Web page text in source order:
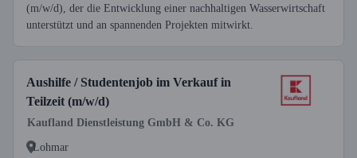
(m/w/d), der die Entwicklung einer nachhaltigen Wasserwirtschaft
unterstützt und an spannenden Projekten mitwirkt.
Aushilfe / Studentenjob im Verkauf in
Teilzeit (m/w/d)
Kaufland Dienstleistung GmbH & Co. KG
Lohmar